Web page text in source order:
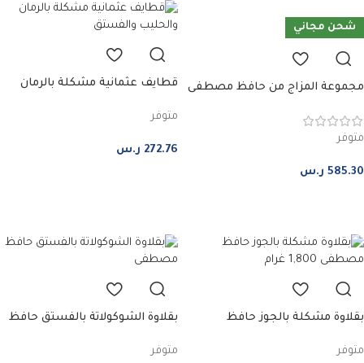
شحن مجاني
مجموعة المزاج من حافظ مصطفى
متوفر
585.30 ر.س
قطايف عثمانية مشكلة بالرمان
متوفر
272.76 ر.س
بقلاوة مشكلة بالجوز حافظ
متوفر
بقلاوة الشوكولاتة بالفستق حافظ
متوفر